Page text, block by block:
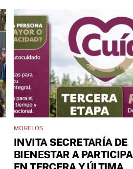
MORELOS
INVITA SECRETARÍA DE
BIENESTAR A